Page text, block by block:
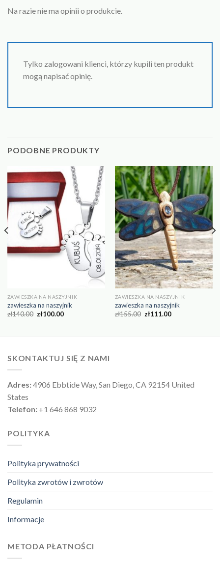
Na razie nie ma opinii o produkcie.
Tylko zalogowani klienci, którzy kupili ten produkt
mogą napisać opinię.
PODOBNE PRODUKTY
ZAWIESZKA NA NASZYJNIK
zawieszka na naszyjnik
zł140.00 zł100.00
ZAWIESZKA NA NASZYJNIK
zawieszka na naszyjnik
zł155.00 zł111.00
SKONTAKTUJ SIĘ Z NAMI
Adres:4906 Ebbtide Way, San Diego, CA 92154 United
States
Telefon: +1 646 868 9032
POLITYKA
Polityka prywatności
Polityka zwrotów i zwrotów
Regulamin
Informacje
METODA PŁATNOŚCI